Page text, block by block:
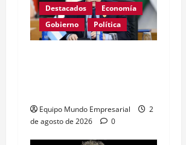
Destacados
Economía
Gobierno
Política
Equipo Mundo Empresarial
2
de agosto de 2026
0